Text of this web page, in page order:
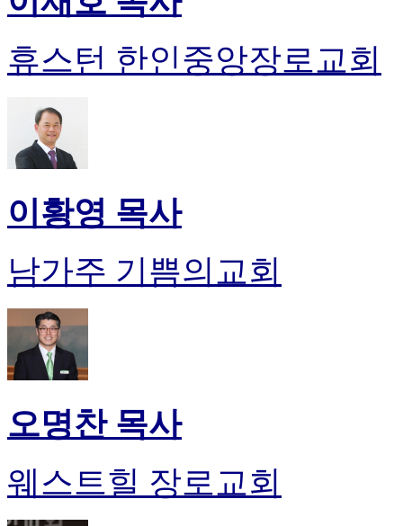
휴스턴 한인중앙장로교회
이황영 목사
남가주 기쁨의교회
오명찬 목사
웨스트힐 장로교회